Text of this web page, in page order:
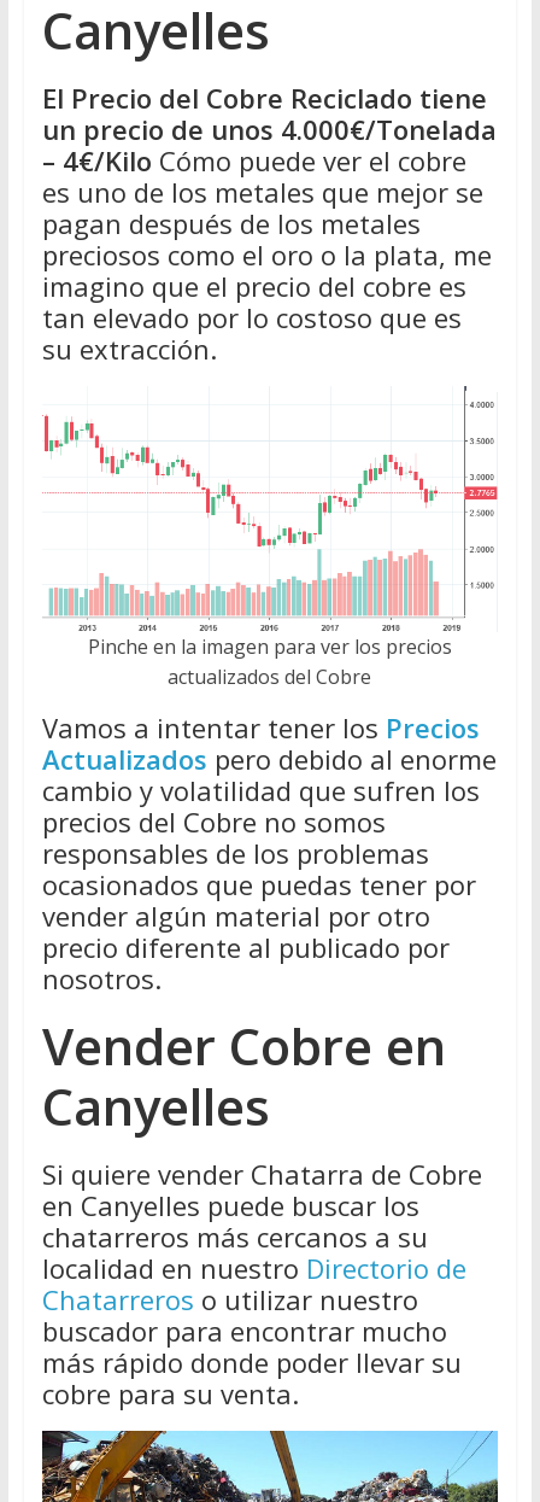
Canyelles
El Precio del Cobre Reciclado tiene
un precio de unos 4.000€/Tonelada
– 4€/Kilo Cómo puede ver el cobre
es uno de los metales que mejor se
pagan después de los metales
preciosos como el oro o la plata, me
imagino que el precio del cobre es
tan elevado por lo costoso que es
su extracción.
Pinche en la imagen para ver los precios
actualizados del Cobre
Vamos a intentar tener los Precios
Actualizados pero debido al enorme
cambio y volatilidad que sufren los
precios del Cobre no somos
responsables de los problemas
ocasionados que puedas tener por
vender algún material por otro
precio diferente al publicado por
nosotros.
Vender Cobre en
Canyelles
Si quiere vender Chatarra de Cobre
en Canyelles puede buscar los
chatarreros más cercanos a su
localidad en nuestro Directorio de
Chatarreros o utilizar nuestro
buscador para encontrar mucho
más rápido donde poder llevar su
cobre para su venta.